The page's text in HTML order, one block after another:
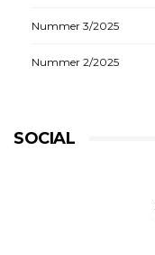
Nummer 3/2025
Nummer 2/2025
SOCIAL